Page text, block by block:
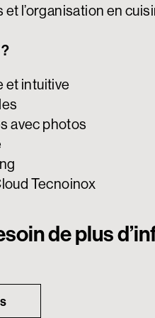
l’organisation en
et intuitive
avec photos
Tecnoinox
de plus